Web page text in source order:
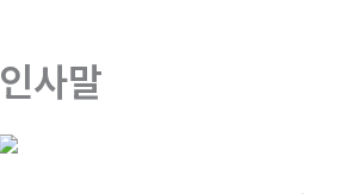
인사말